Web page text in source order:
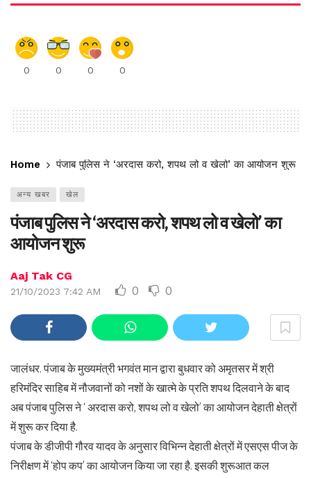
0 0 0 0
Home पंजाब पुलिस ने ‘अरदास करो, शपथ लो व खेलो’ का आयोजन शुरू
अन्य खबर खेल
पंजाब पुलिस ने ‘अरदास करो, शपथ लो व खेलो’ का
आयोजन शुरू
Aaj Tak CG
21/10/2023 7:42 AM 0 0
जालंधर. पंजाब के मुख्यमंत्री भगवंत मान द्वारा बुधवार को अमृतसर में श्री
हरिमंदिर साहिब में नौजवानों को नशों के खात्मे के प्रति शपथ दिलवाने के बाद
अब पंजाब पुलिस ने ‘ अरदास करो, शपथ लो व खेलो’ का आयोजन देहाती क्षेत्रों
में शुरू कर दिया है.
पंजाब के डीजीपी गौरव यादव के अनुसार विभिन्न देहाती क्षेत्रों में एसएस पीज के
निरीक्षण में ‘होप कप’ का आयोजन किया जा रहा है. इसकी शुरूआत कल